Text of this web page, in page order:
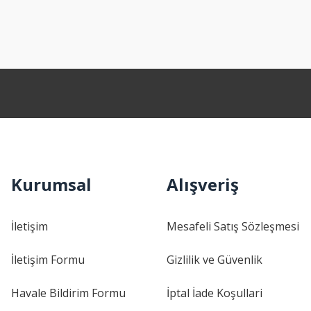
Kurumsal
İletişim
İletişim Formu
Havale Bildirim Formu
Alışveriş
Mesafeli Satış Sözleşmesi
Gizlilik ve Güvenlik
İptal İade Koşullari